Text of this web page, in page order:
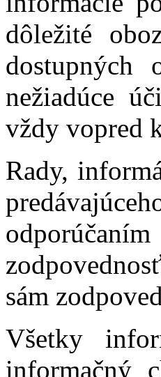
dôležité
dostupných
nežiadúce
vždy vopred
Rady,
sám
Všetky
informačný